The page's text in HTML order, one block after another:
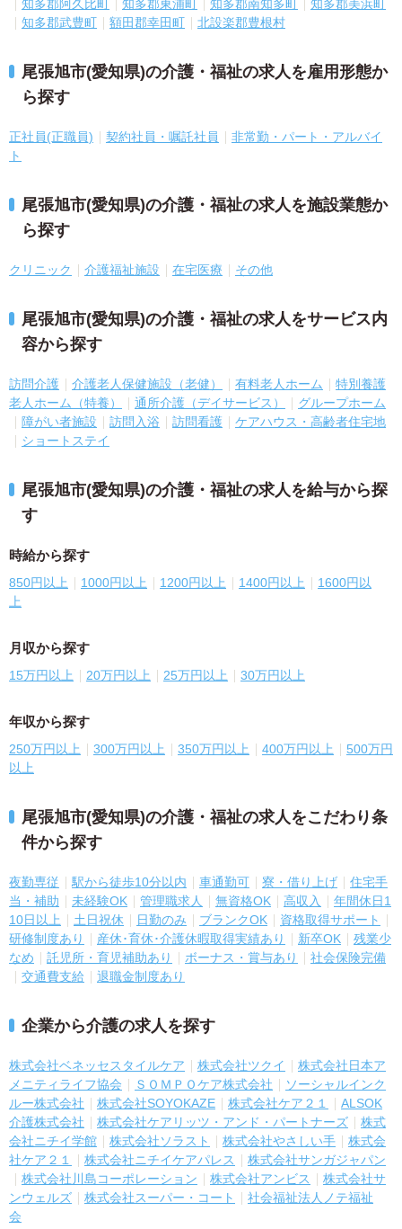
知多郡阿久比町
知多郡東浦町 知多郡南知多町
知多郡美浜町
知多郡武豊町
額田郡幸田町 北設楽郡豊根村
尾張旭市(愛知県)の介護・福祉の求人を雇用形態か
ら探す
正社員(正職員) 契約社員・嘱託社員
非常勤・パート・アルバイ
ト
尾張旭市(愛知県)の介護・福祉の求人を施設業態か
ら探す
クリニック 介護福祉施設 在宅医療 その他
尾張旭市(愛知県)の介護・福祉の求人をサービス内
容から探す
訪問介護 介護老人保健施設（老健） 有料老人ホーム
特別養護
老人ホーム（特養）
通所介護（デイサービス）
グループホーム
障がい者施設
訪問入浴 訪問看護
ケアハウス・高齢者住宅地
ショートステイ
尾張旭市(愛知県)の介護・福祉の求人を給与から探
す
時給から探す
850円以上 1000円以上 1200円以上 1400円以上
1600円以
上
月収から探す
15万円以上 20万円以上 25万円以上 30万円以上
年収から探す
250万円以上 300万円以上 350万円以上 400万円以上
500万円
以上
尾張旭市(愛知県)の介護・福祉の求人をこだわり条
件から探す
夜勤専従 駅から徒歩10分以内 車通勤可 寮・借り上げ
住宅手
当・補助
未経験OK 管理職求人 無資格OK 高収入
年間休日1
10日以上
土日祝休 日勤のみ ブランクOK
資格取得サポート
研修制度あり
産休･育休･介護休暇取得実績あり 新卒OK
残業少
なめ
託児所・育児補助あり ボーナス・賞与あり
社会保険完備
交通費支給
退職金制度あり
企業から介護の求人を探す
株式会社ベネッセスタイルケア 株式会社ツクイ
株式会社日本ア
メニティライフ協会
ＳＯＭＰＯケア株式会社
ソーシャルインク
ルー株式会社
株式会社SOYOKAZE 株式会社ケア２１
ALSOK
介護株式会社
株式会社ケアリッツ・アンド・パートナーズ
株式
会社ニチイ学館
株式会社ソラスト 株式会社やさしい手
株式会
社ケア２１
株式会社ニチイケアパレス
株式会社サンガジャパン
株式会社川島コーポレーション
株式会社アンビス
株式会社サ
ンウェルズ
株式会社スーパー・コート
社会福祉法人ノテ福祉
会